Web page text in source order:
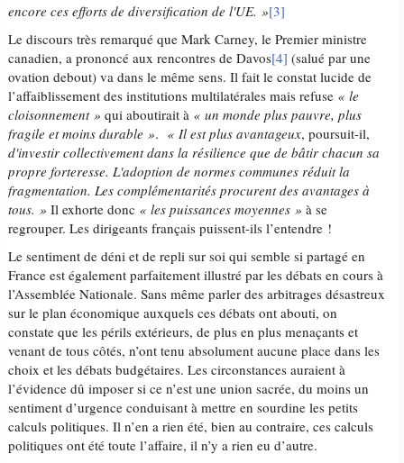
encore ces efforts de diversification de l'UE. »[3]
Le discours très remarqué que Mark Carney, le Premier ministre
canadien, a prononcé aux rencontres de Davos[4] (salué par une
ovation debout) va dans le même sens. Il fait le constat lucide de
l’affaiblissement des institutions multilatérales mais refuse « le
cloisonnement » qui aboutirait à « un monde plus pauvre, plus
fragile et moins durable ». « Il est plus avantageux, poursuit-il,
d'investir collectivement dans la résilience que de bâtir chacun sa
propre forteresse. L'adoption de normes communes réduit la
fragmentation. Les complémentarités procurent des avantages à
tous. » Il exhorte donc « les puissances moyennes » à se
regrouper. Les dirigeants français puissent-ils l’entendre !
Le sentiment de déni et de repli sur soi qui semble si partagé en
France est également parfaitement illustré par les débats en cours à
l’Assemblée Nationale. Sans même parler des arbitrages désastreux
sur le plan économique auxquels ces débats ont abouti, on
constate que les périls extérieurs, de plus en plus menaçants et
venant de tous côtés, n’ont tenu absolument aucune place dans les
choix et les débats budgétaires. Les circonstances auraient à
l’évidence dû imposer si ce n’est une union sacrée, du moins un
sentiment d’urgence conduisant à mettre en sourdine les petits
calculs politiques. Il n’en a rien été, bien au contraire, ces calculs
politiques ont été toute l’affaire, il n’y a rien eu d’autre.